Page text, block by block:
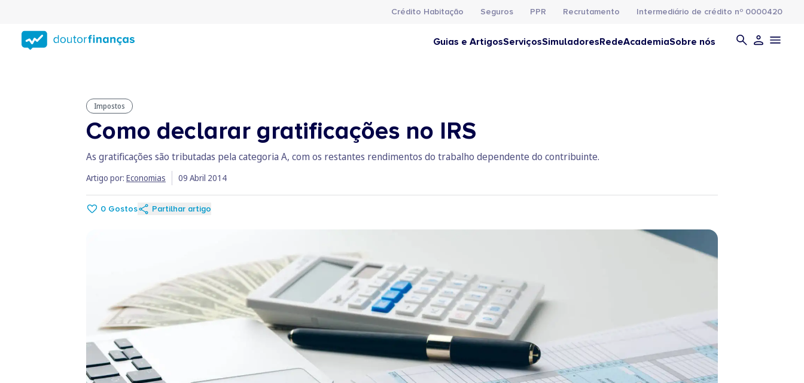
conteúdo
principal
Crédito Habitação Seguros PPR Recrutamento Intermediário de crédito nº 0000420
Guias e ArtigosServiçosSimuladoresRedeAcademiaSobre nós
Impostos
Como declarar gratificações no IRS
As gratificações são tributadas pela categoria A, com os restantes rendimentos do trabalho dependente do contribuinte.
Artigo por: Economias 09 Abril 2014
0 Gostos Partilhar artigo